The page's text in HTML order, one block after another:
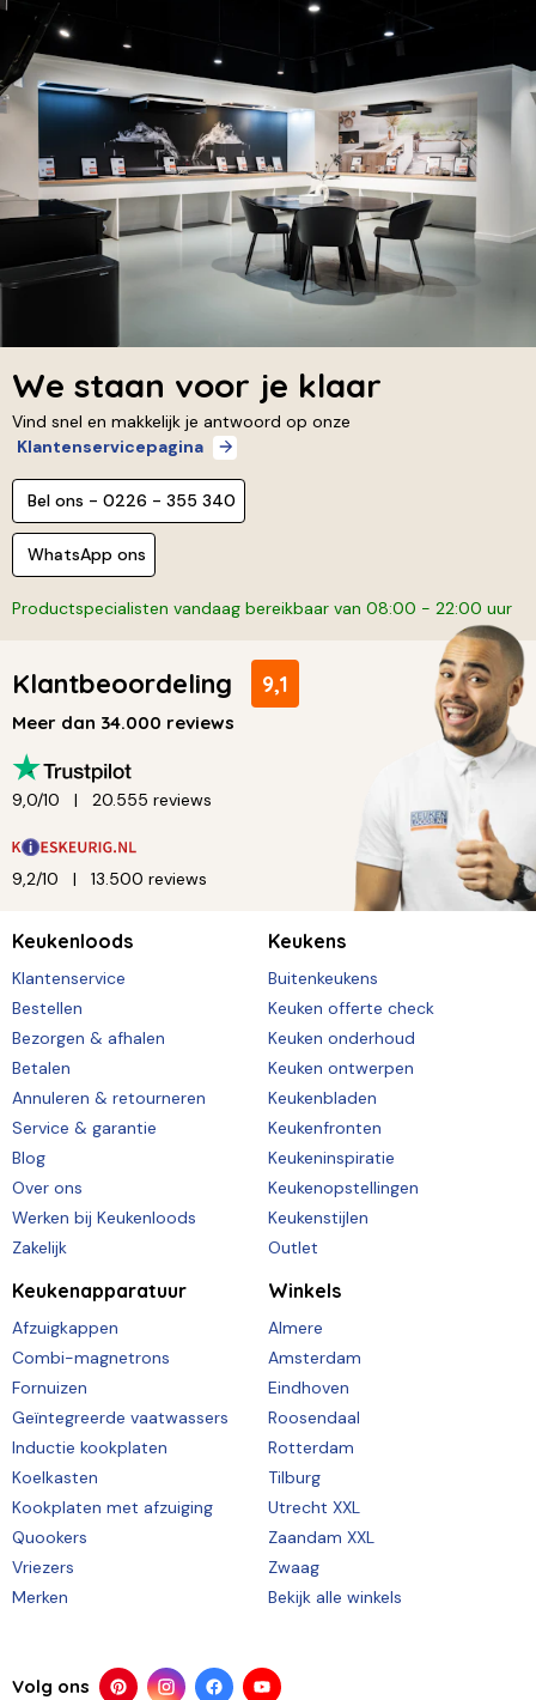
We staan voor je klaar
Vind snel en makkelijk je antwoord op onze
Klantenservicepagina
Bel ons - 0226 - 355 340
WhatsApp ons
Productspecialisten vandaag bereikbaar van 08:00 - 22:00 uur
Klantbeoordeling 9,1
Meer dan 34.000 reviews
9,0/10 20.555 reviews
9,2/10 13.500 reviews
Keukenloods
Klantenservice
Bestellen
Bezorgen & afhalen
Betalen
Annuleren & retourneren
Service & garantie
Blog
Over ons
Werken bij Keukenloods
Zakelijk
Keukens
Buitenkeukens
Keuken offerte check
Keuken onderhoud
Keuken ontwerpen
Keukenbladen
Keukenfronten
Keukeninspiratie
Keukenopstellingen
Keukenstijlen
Outlet
Keukenapparatuur
Afzuigkappen
Combi-magnetrons
Fornuizen
Geïntegreerde vaatwassers
Inductie kookplaten
Koelkasten
Kookplaten met afzuiging
Quookers
Vriezers
Merken
Winkels
Almere
Amsterdam
Eindhoven
Roosendaal
Rotterdam
Tilburg
Utrecht XXL
Zaandam XXL
Zwaag
Bekijk alle winkels
Volg ons